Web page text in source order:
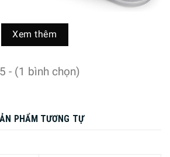
Vỏ Joseph Joseph 3in1 – 20108
Xem thêm
- (1 bình chọn)
PHẨM TƯƠNG TỰ